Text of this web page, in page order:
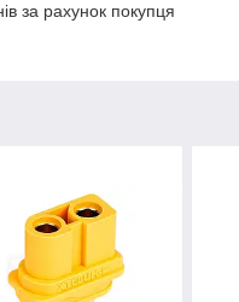
за рахунок покупця